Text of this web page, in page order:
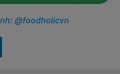
@foodholicvn